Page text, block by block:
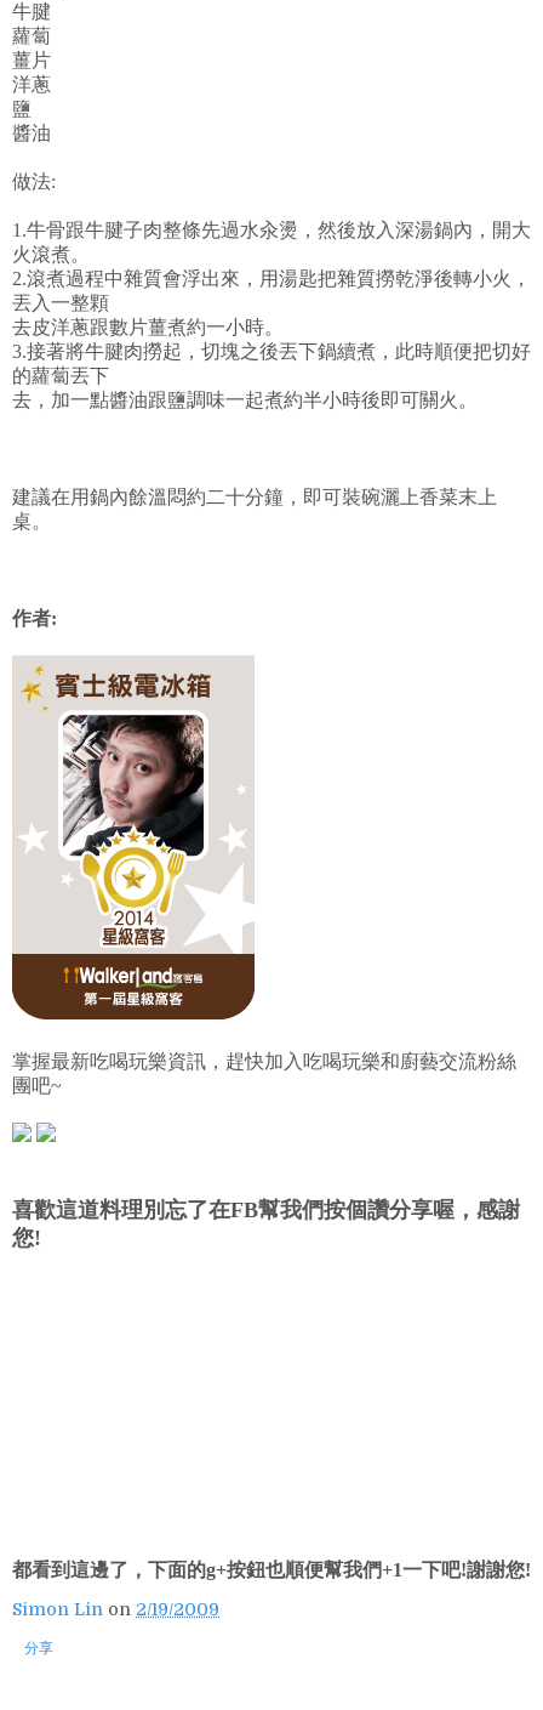
牛腱
蘿蔔
薑片
洋蔥
鹽
醬油
做法:
1.牛骨跟牛腱子肉整條先過水汆燙，然後放入深湯鍋內，開大
火滾煮。
2.滾煮過程中雜質會浮出來，用湯匙把雜質撈乾淨後轉小火，
丟入一整顆
去皮洋蔥跟數片薑煮約一小時。
3.接著將牛腱肉撈起，切塊之後丟下鍋續煮，此時順便把切好
的蘿蔔丟下
去，加一點醬油跟鹽調味一起煮約半小時後即可關火。
建議在用鍋內餘溫悶約二十分鐘，即可裝碗灑上香菜末上
桌。
作者:
掌握最新吃喝玩樂資訊，趕快加入吃喝玩樂和廚藝交流粉絲
團吧~
喜歡這道料理別忘了在FB幫我們按個讚分享喔，感謝
您!
都看到這邊了，下面的g+按鈕也順便幫我們+1一下吧!謝謝您!
Simon Lin on 2/19/2009
分享